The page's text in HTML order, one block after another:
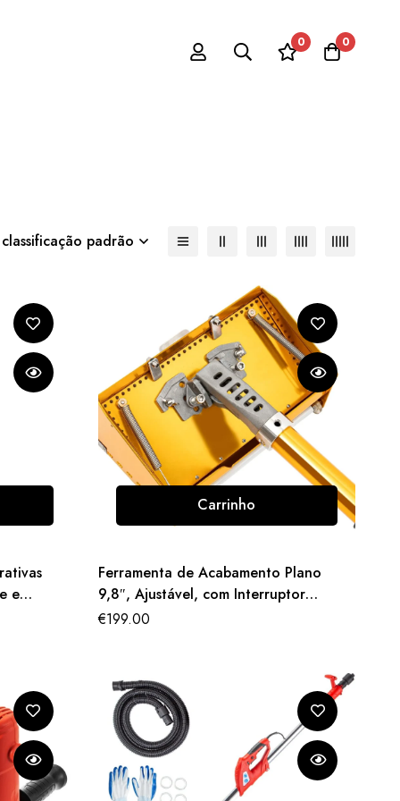
0 0
padrão
e
Carrinho
Ferramenta de Acabamento Plano
9,8″, Ajustável, com Interruptor
Telescópico para Gesso
€199.00